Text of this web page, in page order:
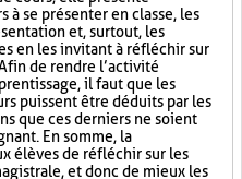
à se présenter en classe, les
et, surtout, les
en les invitant à réfléchir sur
de rendre l’activité
il faut que les
puissent être déduits par les
que ces derniers ne soient
En somme, la
élèves de réfléchir sur les
et donc de mieux les